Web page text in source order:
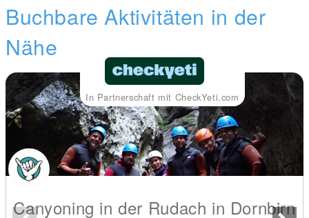
Buchbare Aktivitäten in der
Nähe
In Partnerschaft mit CheckYeti.com
Canyoning in der Rudach in Dornbirn